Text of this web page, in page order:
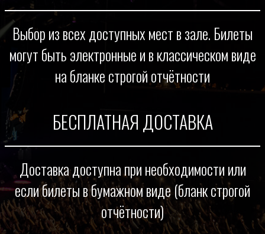
Выбор из всех доступных мест в зале. Билеты
могут быть электронные и в классическом виде
на бланке строгой отчётности
БЕСПЛАТНАЯ ДОСТАВКА
Доставка доступна при необходимости или
если билеты в бумажном виде (бланк строгой
отчётности)